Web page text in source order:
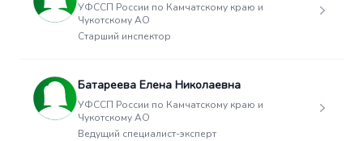
УФССП России по Камчатскому краю и
Чукотскому АО
Старший инспектор
Батареева Елена Николаевна
УФССП России по Камчатскому краю и
Чукотскому АО
Ведущий специалист-эксперт